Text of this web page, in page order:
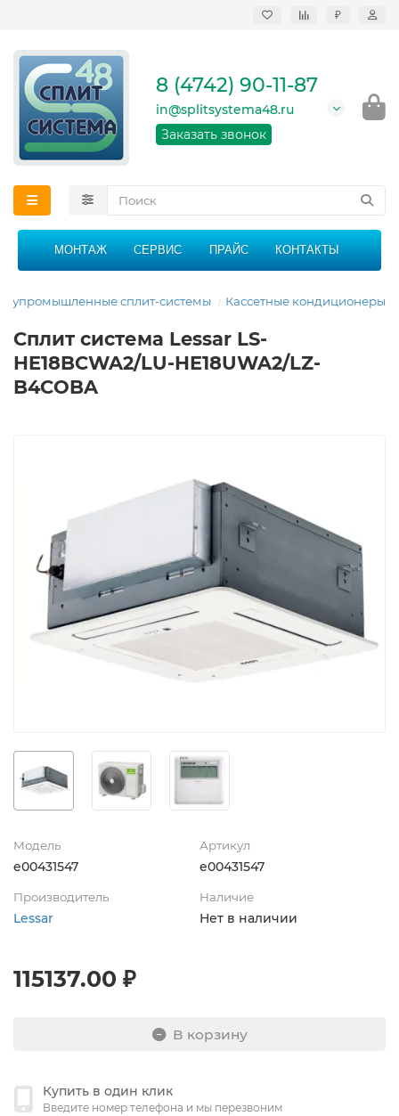
₽
кондиционеров в
области
График работы: 9:00 -
21:00 без перерыва и
8 (4742) 90-11-87
in@splitsystema48.ru
Заказать звонок
МОНТАЖ СЕРВИС ПРАЙС КОНТАКТЫ
сплит-системы Кассетные кондиционеры
Сплит система Lessar LS-
HE18BCWA2/LU-HE18UWA2/LZ-
B4COBA
Модель
e00431547
Артикул
e00431547
Производитель
Lessar
Наличие
Нет в наличии
115137.00 ₽
В корзину
Купить в один клик
Введите номер телефона и мы перезвоним